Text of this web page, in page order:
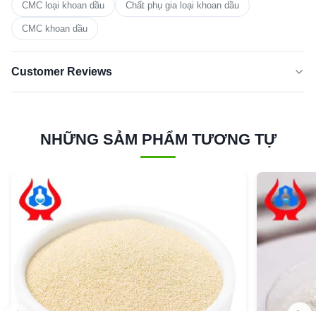
CMC loại khoan dầu Chất phụ gia loại khoan dầu
CMC khoan dầu
Customer Reviews
4 sao
3 sao
0
2 sao
0
1 sao
0
C cathy
QatarFeb 10.2026
The product performs well in our formulation, consisten
NHỮNG SẢM PHẨM TƯƠNG TỰ